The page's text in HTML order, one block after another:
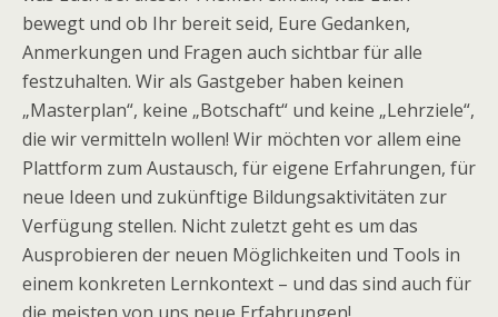
bewegt und ob Ihr bereit seid, Eure Gedanken,
Anmerkungen und Fragen auch sichtbar für alle
festzuhalten. Wir als Gastgeber haben keinen
„Masterplan“, keine „Botschaft“ und keine „Lehrziele“,
die wir vermitteln wollen! Wir möchten vor allem eine
Plattform zum Austausch, für eigene Erfahrungen, für
neue Ideen und zukünftige Bildungsaktivitäten zur
Verfügung stellen. Nicht zuletzt geht es um das
Ausprobieren der neuen Möglichkeiten und Tools in
einem konkreten Lernkontext – und das sind auch für